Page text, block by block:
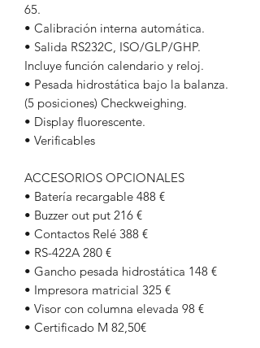
65.
• Calibración interna automática.
• Salida RS232C, ISO/GLP/GHP.
Incluye función calendario y reloj.
• Pesada hidrostática bajo la balanza.
(5 posiciones) Checkweighing.
• Display fluorescente.
• Verificables
ACCESORIOS OPCIONALES
• Batería recargable 488 €
• Buzzer out put 216 €
• Contactos Relé 388 €
• RS-422A 280 €
• Gancho pesada hidrostática 148 €
• Impresora matricial 325 €
• Visor con columna elevada 98 €
• Certificado M 82,50€